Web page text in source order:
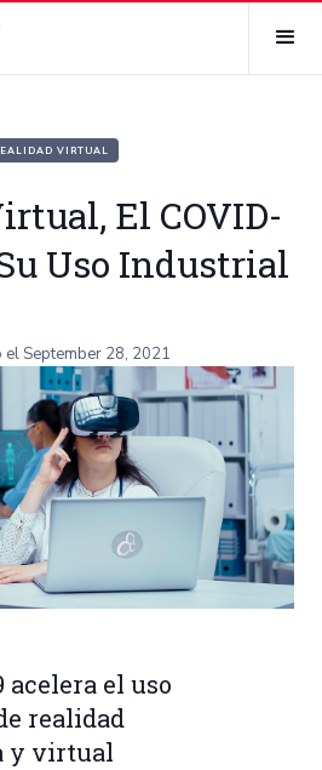
VIRTUAL
El COVID-
Uso Industrial
elSeptember 28, 2021
acelera el uso
realidad
y virtual